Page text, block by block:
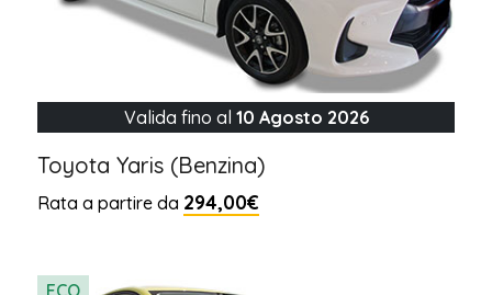
Valida fino al 10 Agosto 2026
Toyota Yaris (Benzina)
Rata a partire da 294,00€
ECO